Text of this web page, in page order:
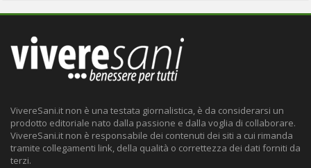
VivereSani.it non è una testata giornalistica, è da considerarsi un
prodotto editoriale nato dalla passione e dalla voglia di collaborare.
VivereSani.it non è responsabile dei contenuti dei siti a cui rimanda
tramite collegamenti link, della qualità o correttezza dei dati forniti da
terzi.